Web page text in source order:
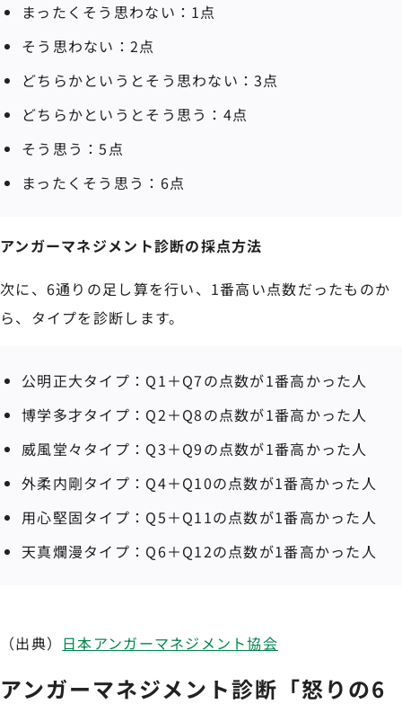
まったくそう思わない：1点
そう思わない：2点
どちらかというとそう思わない：3点
どちらかというとそう思う：4点
そう思う：5点
まったくそう思う：6点
アンガーマネジメント診断の採点方法
次に、6通りの足し算を行い、1番高い点数だったものか
ら、タイプを診断します。
公明正大タイプ：Q1＋Q7の点数が1番高かった人
博学多才タイプ：Q2＋Q8の点数が1番高かった人
威風堂々タイプ：Q3＋Q9の点数が1番高かった人
外柔内剛タイプ：Q4＋Q10の点数が1番高かった人
用心堅固タイプ：Q5＋Q11の点数が1番高かった人
天真爛漫タイプ：Q6＋Q12の点数が1番高かった人
（出典） 日本アンガーマネジメント協会
アンガーマネジメント診断「怒りの6